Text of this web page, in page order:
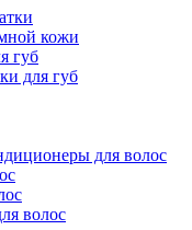
кожи
губ
для губ
для волос
волос